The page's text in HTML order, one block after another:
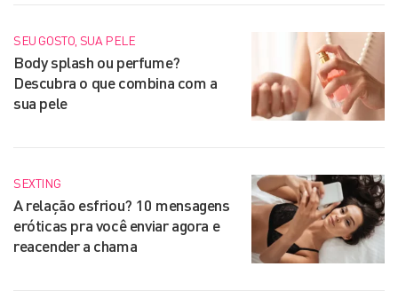
SEU GOSTO, SUA PELE
Body splash ou perfume?
Descubra o que combina com a
sua pele
SEXTING
A relação esfriou? 10 mensagens
eróticas pra você enviar agora e
reacender a chama